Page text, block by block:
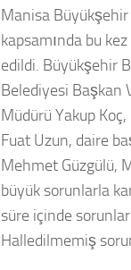
Manisa
kapsamında bu
edildi. Büyükşehir
Belediyesi Başkan
Müdürü Yakup Koç,
Fuat Uzun, daire
Mehmet Güzgülü,
büyük sorunlarla
süre içinde
Halledilmemiş